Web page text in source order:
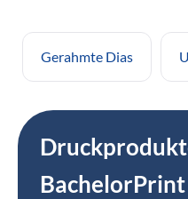
Gerahmte Dias
BachelorPrint